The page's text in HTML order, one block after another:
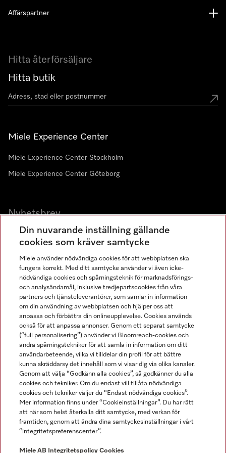
Hitta återförsäljare
Hitta butik
Miele Experience Center
Miele Experience Center Stockholm
Miele Experience Center Göteborg
Nyhetsbrev
Gå med i vår gemenskap
Affärspartner
Miele AB
Allmänna villkor
Användarvillkor
Miele tillgänglighetsförklaring
Lagen om digitala tjänster
Miele på LinkedIn
Miele på Facebook
Miele på Instagram
Miele på Youtube
Din nuvarande inställning gällande
cookies som kräver samtycke
Miele använder nödvändiga cookies för att webbplatsen ska
fungera korrekt. Med ditt samtycke använder vi även icke-
nödvändiga cookies och spårningsteknik för marknadsförings-
och analysändamål, inklusive tredjepartscookies från våra
partners och tjänsteleverantörer, som samlar in information
om din användning av webbplatsen och hjälper oss att
anpassa och förbättra din onlineupplevelse. Cookies används
också för att anpassa annonser. Genom ett separat samtycke
(“full personalisering”) använder vi Bloomreach-cookies och
andra spårningstekniker för att samla in information om ditt
användarbeteende, vilka vi tilldelar din profil för att bättre
kunna skräddarsy det innehåll som vi visar dig via olika kanaler.
Genom att välja “Godkänn alla cookies”, så godkänner du alla
cookies och tekniker. Om du endast vill tillåta nödvändiga
cookies och tekniker väljer du “Endast nödvändiga cookies”.
Mer information finns under “Cookieinställningar”. Du har rätt
att när som helst återkalla ditt samtycke, med verkan för
framtiden, genom att ändra dina samtyckesinställningar i vårt
“integritetspreferenscenter”.
Miele AB Integritetspolicy Cookies